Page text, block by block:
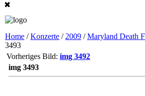
✖
Home /Konzerte / 2009 /Maryland Death
3493
Vorheriges Bild: img 3492
img 3493